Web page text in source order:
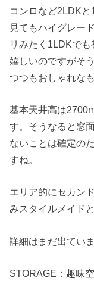
コンロなど2LDK
見てもハイグレー
リみたく1LDKで
嬉しいのですがそ
つつもおしゃれな
基本天井高は
す。そうなると窓
ないことは確定の
すね。
エリア的にセカン
みスタイルメイド
詳細はまだ出てい
STORAGE：趣味